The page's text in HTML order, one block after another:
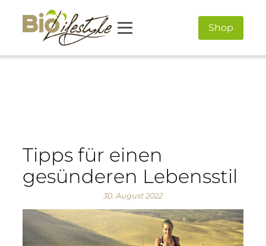
Shop
Tipps für einen
gesünderen Lebensstil
30. August 2022